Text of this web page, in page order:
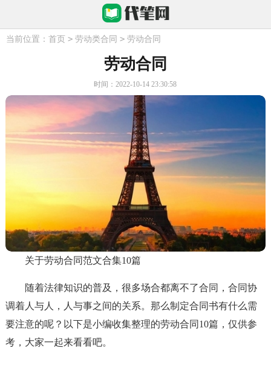
当前位置： 首页 > 劳动类合同 > 劳动合同
劳动合同
时间：2022-10-14 23:30:58
关于劳动合同范文合集10篇
随着法律知识的普及，很多场合都离不了合同，合同协
调着人与人，人与事之间的关系。那么制定合同书有什么需
要注意的呢？以下是小编收集整理的劳动合同10篇，仅供参
考，大家一起来看看吧。